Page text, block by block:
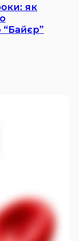
як